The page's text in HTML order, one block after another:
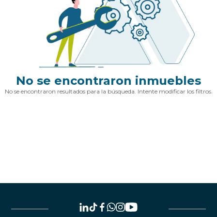
No se encontraron inmuebles
No se encontraron resultados para la búsqueda. Intente modificar los filtros.